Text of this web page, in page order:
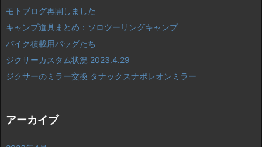
モトブログ再開しました
キャンプ道具まとめ：ソロツーリングキャンプ
バイク積載用バッグたち
ジクサーカスタム状況 2023.4.29
ジクサーのミラー交換 タナックスナポレオンミラー
アーカイブ